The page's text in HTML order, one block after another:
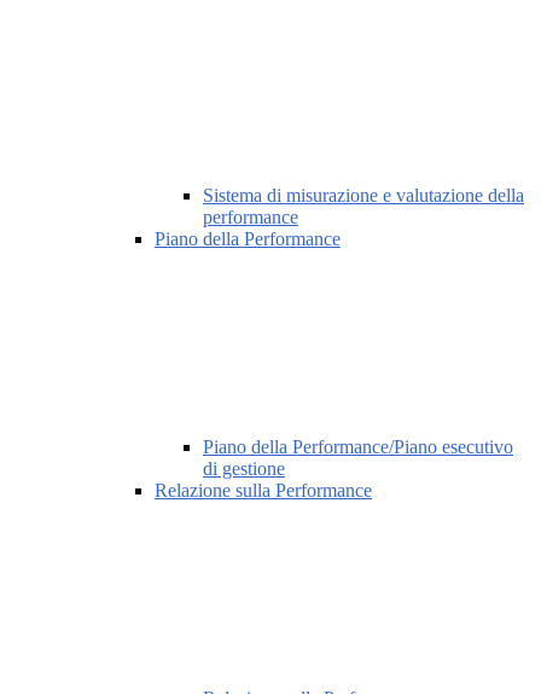
Sistema di misurazione e valutazione della
performance
Piano della Performance
Piano della Performance/Piano esecutivo
di gestione
Relazione sulla Performance